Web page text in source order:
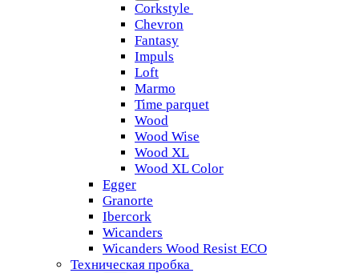
Corkstyle
Chevron
Fantasy
Impuls
Loft
Marmo
Time parquet
Wood
Wood Wise
Wood XL
Wood XL Color
Egger
Granorte
Ibercork
Wicanders
Wicanders Wood Resist ECO
Техническая пробка